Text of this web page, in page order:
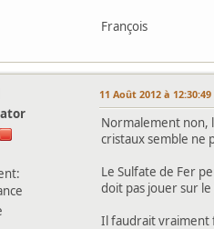
François
11 Août 2012 à 12:30:49
Normalement non,
cristaux semble ne
Le Sulfate de Fer
doit pas jouer sur
Il faudrait vraiment